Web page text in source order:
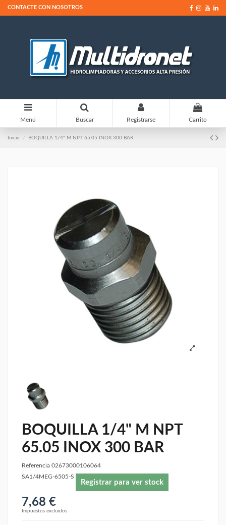
CONTACTE CON NOSOTROS
Menú Buscar Registrarse
0
Carrito
Inicio BOQUILLA 1/4" M NPT 65.05 INOX 300 BAR
BOQUILLA 1/4" M NPT
65.05 INOX 300 BAR
Referencia 02673000106064
SA1/4MEG-6505-S
Registrar para ver stock
7,68 €
Impuestos excluidos